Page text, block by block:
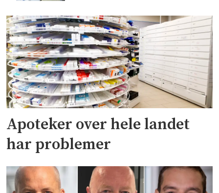
Apoteker over hele landet
har problemer